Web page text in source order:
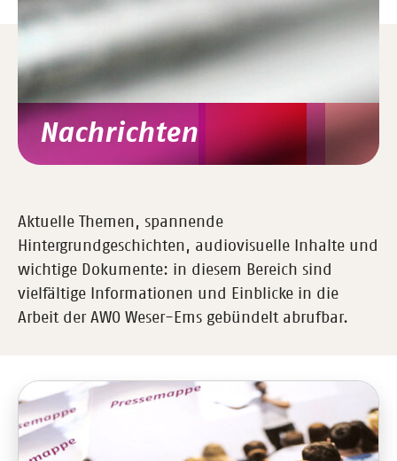
Nachrichten
Aktuelle Themen, spannende
Hintergrundgeschichten, audiovisuelle Inhalte und
wichtige Dokumente: in diesem Bereich sind
vielfältige Informationen und Einblicke in die
Arbeit der AWO Weser-Ems gebündelt abrufbar.